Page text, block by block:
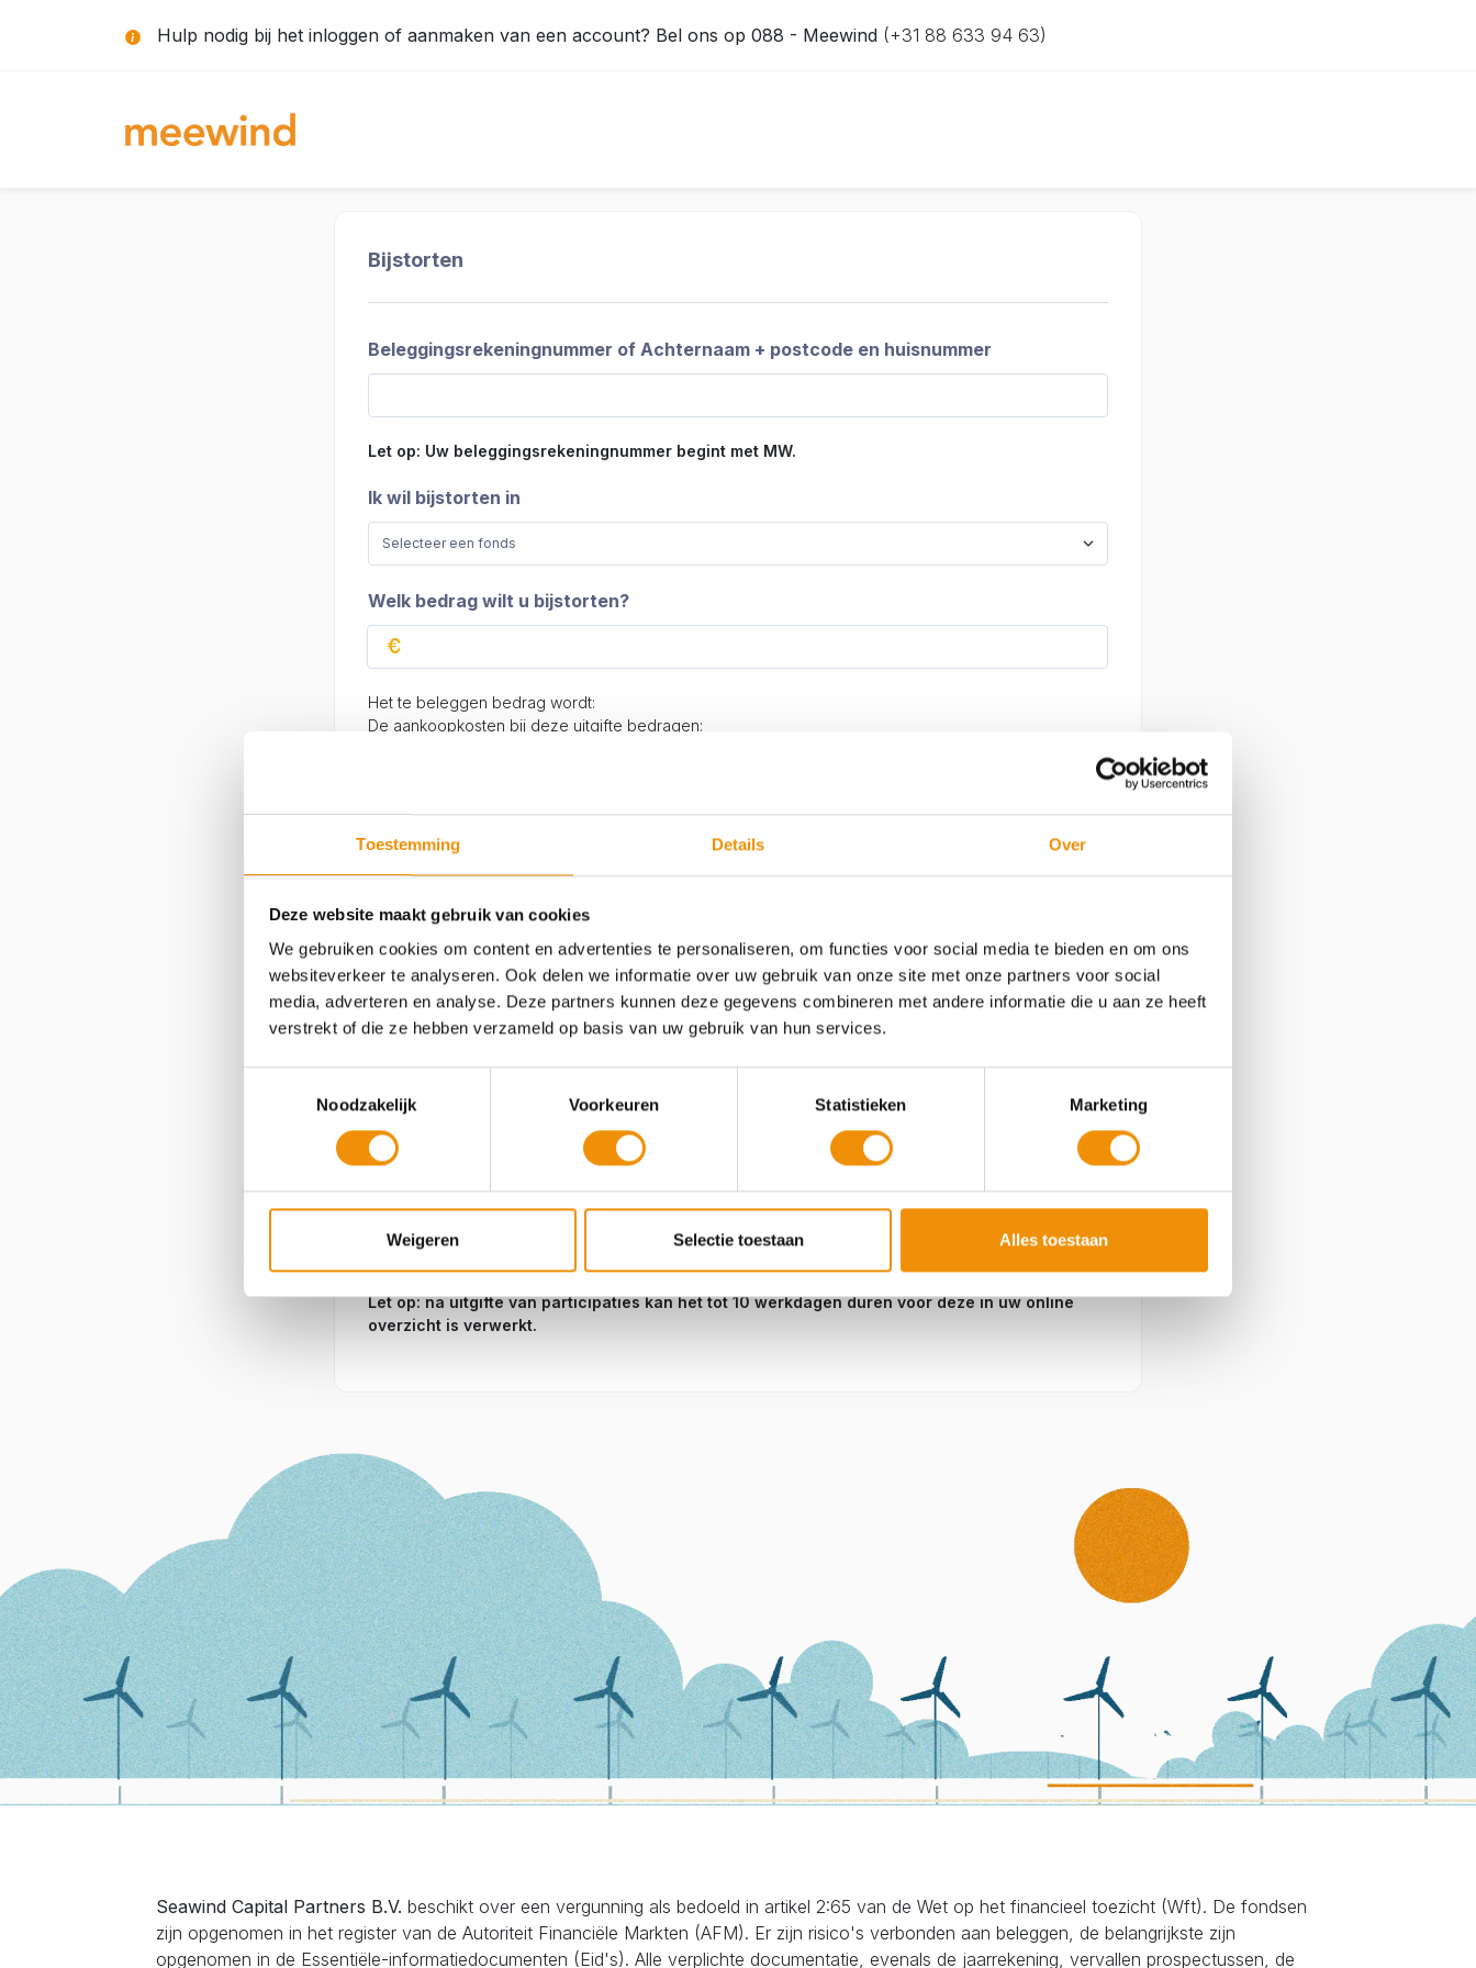
Toestemming Details Over
Deze website maakt gebruik van cookies
We gebruiken cookies om content en advertenties te personaliseren, om functies voor social media te bieden en om ons
websiteverkeer te analyseren. Ook delen we informatie over uw gebruik van onze site met onze partners voor social
media, adverteren en analyse. Deze partners kunnen deze gegevens combineren met andere informatie die u aan ze heeft
verstrekt of die ze hebben verzameld op basis van uw gebruik van hun services.
Noodzakelijk
Voorkeuren Statistieken Marketing
Weigeren Selectie toestaan Alles toestaan
Hulp nodig bij het inloggen of aanmaken van een account? Bel ons op 088 - Meewind (+31 88 633 94 63)
Bijstorten
Beleggingsrekeningnummer of Achternaam + postcode en huisnummer
Let op: Uw beleggingsrekeningnummer begint met MW.
Ik wil bijstorten in
Welk bedrag wilt u bijstorten?
Het te beleggen bedrag wordt:
De aankoopkosten bij deze uitgifte bedragen:
Per bankoverschrijving
Indien de laatste dag voor de Transactiedatum in een weekend valt, houd dan rekening met
vertraging in bankverwerkingstijd. Wij raden u in dit geval aan eerder te storten dan de laatste dag
van de maand.
Zodra wij uw storting in goede orde hebben ontvangen, ontvangt u hiervan een bevestiging.
Let op: na uitgifte van participaties kan het tot 10 werkdagen duren voor deze in uw online
overzicht is verwerkt.
Seawind Capital Partners B.V. beschikt over een vergunning als bedoeld in artikel 2:65 van de Wet op het financieel toezicht (Wft). De fondsen
zijn opgenomen in het register van de Autoriteit Financiële Markten (AFM). Er zijn risico's verbonden aan beleggen, de belangrijkste zijn
opgenomen in de Essentiële-informatiedocumenten (Eid's). Alle verplichte documentatie, evenals de jaarrekening, vervallen prospectussen, de